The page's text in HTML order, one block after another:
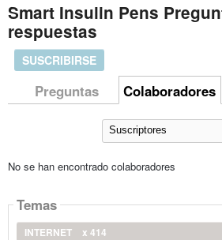
Smart Insulin Pens
respuestas
SUSCRIBIRSE
Preguntas Colaboradores
No se han encontrado colaboradores
Temas
INTERNET
x 414